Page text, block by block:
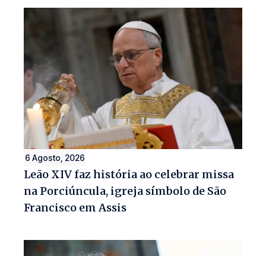
6 Agosto, 2026
Leão XIV faz história ao celebrar missa
na Porciúncula, igreja símbolo de São
Francisco em Assis